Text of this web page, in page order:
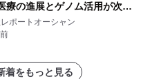
療の進展とゲノム活用が次世
ケア投資を加速
ポートオーシャン
着をもっと見る